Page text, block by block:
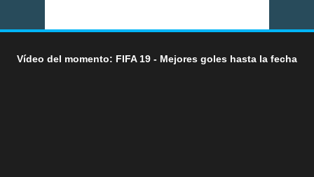
Vídeo del momento: FIFA 19 - Mejores goles hasta la fecha